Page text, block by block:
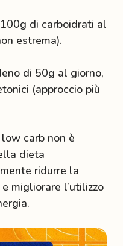
di carboidrati al
estrema).
di 50g al giorno,
(approccio più
carb non è
dieta
ridurre la
migliorare l’utilizzo